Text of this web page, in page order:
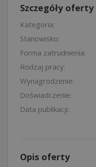
Szczegóły oferty
Kategoria:
Stanowisko:
Forma zatrudnienia:
Rodzaj pracy:
Wynagrodzenie:
Doświadczenie:
Data publikacji:
Opis oferty